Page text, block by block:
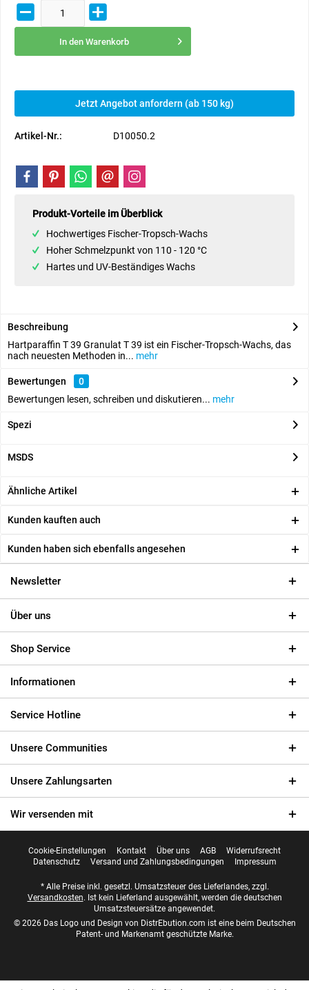
In den Warenkorb
Jetzt Angebot anfordern (ab 150 kg)
Artikel-Nr.: D10050.2
Produkt-Vorteile im Überblick
Hochwertiges Fischer-Tropsch-Wachs
Hoher Schmelzpunkt von 110 - 120 °C
Hartes und UV-Beständiges Wachs
Beschreibung
Hartparaffin T 39 Granulat T 39 ist ein Fischer-Tropsch-Wachs, das
nach neuesten Methoden in... mehr
Bewertungen
0
Bewertungen lesen, schreiben und diskutieren... mehr
Spezi
MSDS
Ähnliche Artikel
Kunden kauften auch
Kunden haben sich ebenfalls angesehen
Newsletter
Über uns
Shop Service
Informationen
Service Hotline
Unsere Communities
Unsere Zahlungsarten
Wir versenden mit
Cookie-Einstellungen Kontakt Über uns AGB
Widerrufsrecht
Datenschutz
Versand und Zahlungsbedingungen Impressum
* Alle Preise inkl. gesetzl. Umsatzsteuer des Lieferlandes, zzgl.
Versandkosten. Ist kein Lieferland ausgewählt, werden die deutschen
Umsatzsteuersätze angewendet.
© 2026 Das Logo und Design von DistrEbution.com ist eine beim Deutschen
Patent- und Markenamt geschützte Marke.